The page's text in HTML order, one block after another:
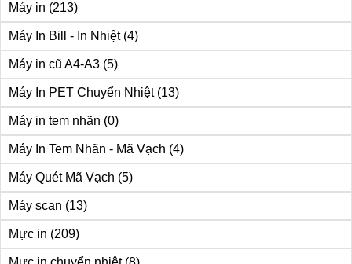
Máy in (213)
Máy In Bill - In Nhiệt (4)
Máy in cũ A4-A3 (5)
Máy In PET Chuyển Nhiệt (13)
Máy in tem nhãn (0)
Máy In Tem Nhãn - Mã Vạch (4)
Máy Quét Mã Vạch (5)
Máy scan (13)
Mực in (209)